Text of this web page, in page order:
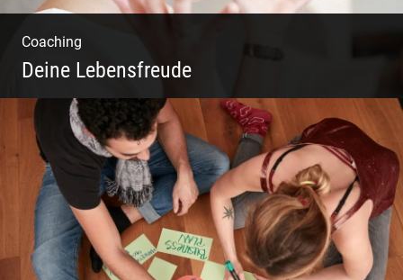
Coaching
Deine Lebensfreude
Einzel Coaching – Wir erobern DEIN Leben
zurück